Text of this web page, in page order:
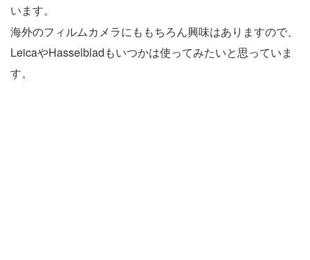
います。
海外のフィルムカメラにももちろん興味はありますので、
LeicaやHasselbladもいつかは使ってみたいと思っていま
す。